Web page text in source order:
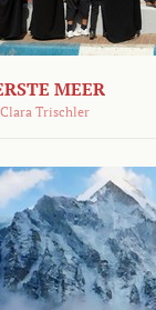
MEER
Clara Trischler